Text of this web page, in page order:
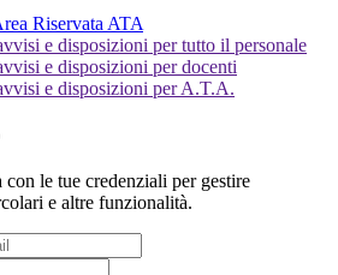
Riservata ATA
e disposizioni per tutto il personale
e disposizioni per docenti
e disposizioni per A.T.A.
le tue credenziali per gestire
e altre funzionalità.